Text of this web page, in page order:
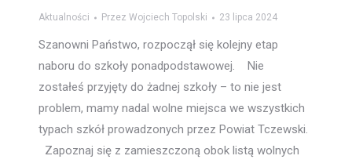
Aktualności PrzezWojciech Topolski 23 lipca 2024
Szanowni Państwo, rozpoczął się kolejny etap
naboru do szkoły ponadpodstawowej. Nie
zostałeś przyjęty do żadnej szkoły – to nie jest
problem, mamy nadal wolne miejsca we wszystkich
typach szkół prowadzonych przez Powiat Tczewski.
Zapoznaj się z zamieszczoną obok listą wolnych